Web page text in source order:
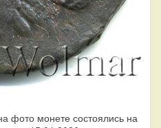
фото монете состоялись на